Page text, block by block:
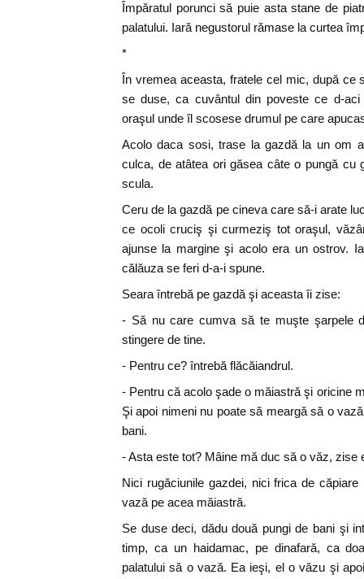
Împăratul porunci să puie asta stane de
palatului. Iară negustorul rămase la curtea
*
În vremea aceasta, fratele cel mic, după ce
se duse, ca cuvântul din poveste ce d-
oraşul unde îl scosese drumul pe care
Acolo daca sosi, trase la gazdă la un om
culca, de atâtea ori găsea câte o pungă cu
scula.
Ceru de la gazdă pe cineva care să-i arate
ce ocoli cruciş şi curmeziş tot oraşul,
ajunse la margine şi acolo era un ostrov.
călăuza se feri d-a-i spune.
Seara întrebă pe gazdă şi aceasta îi zise:
- Să nu care cumva să te muşte şarpele
stingere de tine.
- Pentru ce? întrebă flăcăiandrul.
- Pentru că acolo şade o măiastră şi oricine
Şi apoi nimeni nu poate să meargă să o
bani.
- Asta este tot? Mâine mă duc să o văz, zise
Nici rugăciunile gazdei, nici frica de
vază pe acea măiastră.
Se duse deci, dădu două pungi de bani şi
timp, ca un haidamac, pe dinafară, ca
palatului să o vază. Ea ieşi, el o văzu şi